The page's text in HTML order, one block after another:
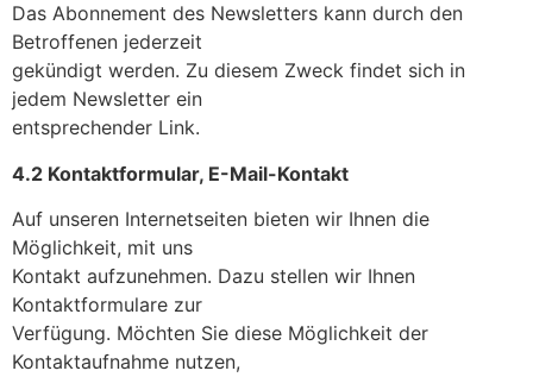
Das Abonnement des Newsletters kann durch den
Betroffenen jederzeit
gekündigt werden. Zu diesem Zweck findet sich in
jedem Newsletter ein
entsprechender Link.
4.2 Kontaktformular, E-Mail-Kontakt
Auf unseren Internetseiten bieten wir Ihnen die
Möglichkeit, mit uns
Kontakt aufzunehmen. Dazu stellen wir Ihnen
Kontaktformulare zur
Verfügung. Möchten Sie diese Möglichkeit der
Kontaktaufnahme nutzen,